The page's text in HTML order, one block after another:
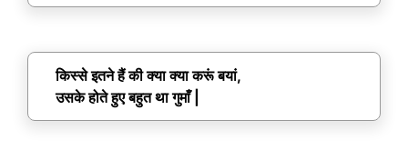
किस्से इतने हैं की क्या क्या करूं बयां,
उसके होते हुए बहुत था गुमाँ |